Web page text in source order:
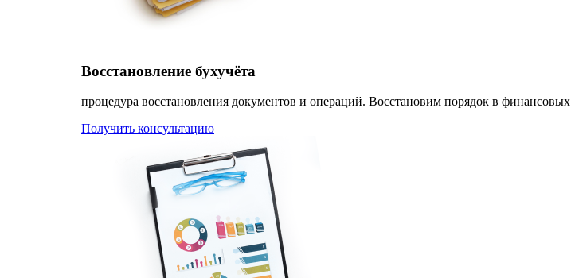
Восстановление бухучёта
процедура восстановления документов и операций. Восстановим порядок в
Получить консультацию